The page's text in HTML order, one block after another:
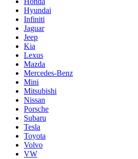
Hyundai
Infiniti
Jaguar
Jeep
Kia
Lexus
Mazda
Mercedes-Benz
Mini
Mitsubishi
Nissan
Porsche
Subaru
Tesla
Toyota
Volvo
VW